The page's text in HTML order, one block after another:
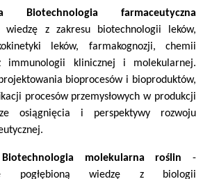
Biotechnologia farmaceutyczna
wiedzę z zakresu biotechnologii leków,
leków, farmakognozji, chemii
immunologii klinicznej i molekularnej.
bioprocesów i bioproduktów,
procesów przemysłowych w produkcji
osiągnięcia i perspektywy rozwoju
molekularna roślin -
pogłębioną wiedzę z biologii